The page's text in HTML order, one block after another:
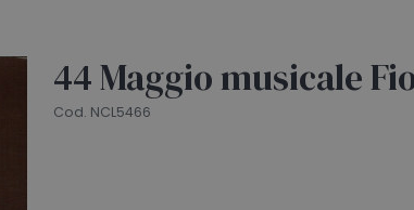
44 Maggio musicale
Cod. NCL5466